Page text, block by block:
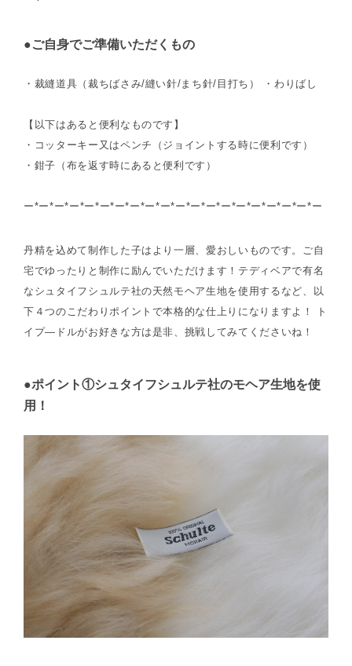
●ご自身でご準備いただくもの
・裁縫道具（裁ちばさみ/縫い針/まち針/目打ち） ・わりばし
【以下はあると便利なものです】
・コッターキー又はペンチ（ジョイントする時に便利です）
・鉗子（布を返す時にあると便利です）
ー*ー*ー*ー*ー*ー*ー*ー*ー*ー*ー*ー*ー*ー*ー*ー*ー*ー*ー*ー
丹精を込めて制作した子はより一層、愛おしいものです。ご自
宅でゆったりと制作に励んでいただけます！テディベアで有名
なシュタイフシュルテ社の天然モヘア生地を使用するなど、以
下４つのこだわりポイントで本格的な仕上りになりますよ！ ト
イプ―ドルがお好きな方は是非、挑戦してみてくださいね！
●ポイント①シュタイフシュルテ社のモヘア生地を使
用！